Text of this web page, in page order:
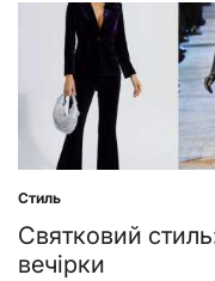
Posted
in
Стиль
Святковий
вечірки